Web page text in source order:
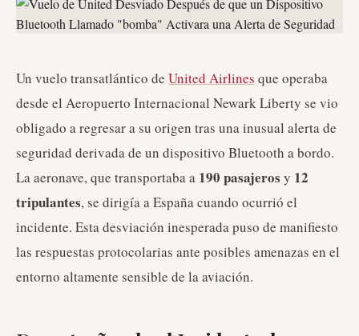
Un vuelo transatlántico de United Airlines que operaba
desde el Aeropuerto Internacional Newark Liberty se vio
obligado a regresar a su origen tras una inusual alerta de
seguridad derivada de un dispositivo Bluetooth a bordo.
La aeronave, que transportaba a 190 pasajeros y 12
tripulantes, se dirigía a España cuando ocurrió el
incidente. Esta desviación inesperada puso de manifiesto
las respuestas protocolarias ante posibles amenazas en el
entorno altamente sensible de la aviación.